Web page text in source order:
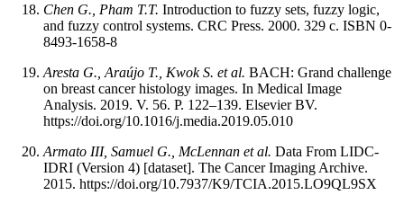
Chen G., Pham T.T. Introduction to fuzzy sets, fuzzy logic,
and fuzzy control systems. CRC Press. 2000. 329 c. ISBN 0-
8493-1658-8
Aresta G., Araújo T., Kwok S. et al. BACH: Grand challenge
on breast cancer histology images. In Medical Image
Analysis. 2019. V. 56. P. 122–139. Elsevier BV.
https://doi.org/10.1016/j.media.2019.05.010
Armato III, Samuel G., McLennan et al. Data From LIDC-
IDRI (Version 4) [dataset]. The Cancer Imaging Archive.
2015. https://doi.org/10.7937/K9/TCIA.2015.LO9QL9SX